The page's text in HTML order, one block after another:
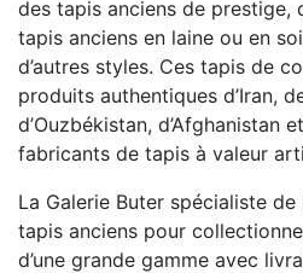
des tapis anciens de prestige,
tapis anciens en laine ou en
d’autres styles. Ces tapis de
produits authentiques d’Iran,
d’Ouzbékistan, d’Afghanistan
fabricants de tapis à valeur
La Galerie Buter spécialiste
tapis anciens pour
d’une grande gamme avec